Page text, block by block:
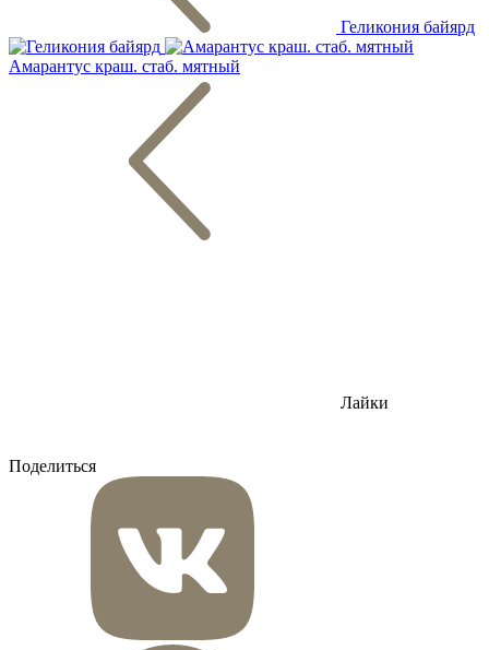
Геликония байярд
Амарантус краш. стаб. мятный
Лайки
Поделиться